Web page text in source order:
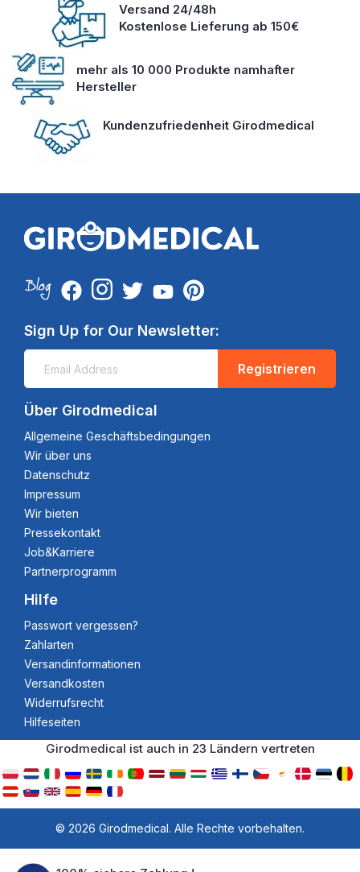
Versand 24/48h
Kostenlose Lieferung ab 150€
mehr als 10 000 Produkte namhafter
Hersteller
Kundenzufriedenheit Girodmedical
Sign Up for Our Newsletter:
Registrieren
Über Girodmedical
Allgemeine Geschäftsbedingungen
Wir über uns
Datenschutz
Impressum
Wir bieten
Pressekontakt
Job&Karriere
Partnerprogramm
Hilfe
Passwort vergessen?
Zahlarten
Versandinformationen
Versandkosten
Widerrufsrecht
Hilfeseiten
Girodmedical ist auch in 23 Ländern vertreten
© 2026 Girodmedical. Alle Rechte vorbehalten.